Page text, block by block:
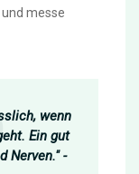
messe
wenn
Ein gut
Nerven." -